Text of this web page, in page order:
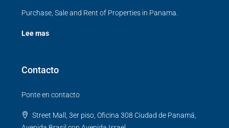
Purchase, Sale and Rent of Properties in Panama.
Lee mas
Contacto
Ponte en contacto
Street Mall, 3er piso, Oficina 308 Ciudad de Panamá,